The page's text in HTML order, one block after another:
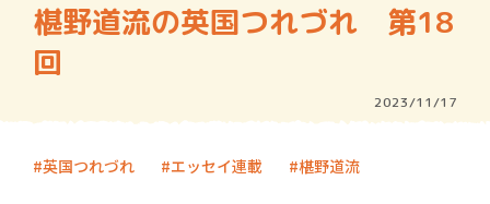
椹野道流の英国つれづれ 第18
回
2023/11/17
英国つれづれ エッセイ連載 椹野道流